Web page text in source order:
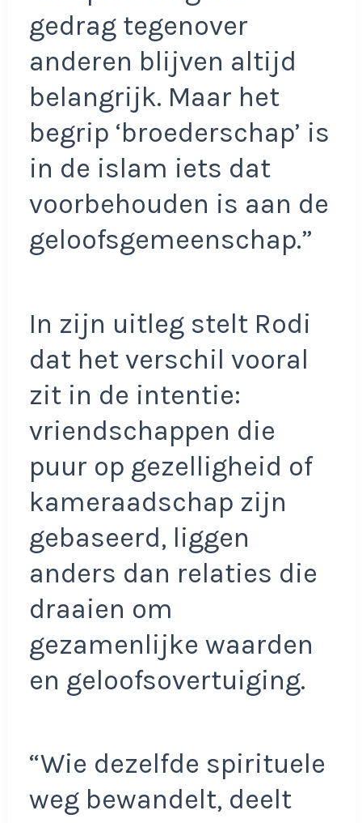
gedrag tegenover
anderen blijven altijd
belangrijk. Maar het
begrip ‘broederschap’ is
in de islam iets dat
voorbehouden is aan de
geloofsgemeenschap.”
In zijn uitleg stelt Rodi
dat het verschil vooral
zit in de intentie:
vriendschappen die
puur op gezelligheid of
kameraadschap zijn
gebaseerd, liggen
anders dan relaties die
draaien om
gezamenlijke waarden
en geloofsovertuiging.
“Wie dezelfde spirituele
weg bewandelt, deelt